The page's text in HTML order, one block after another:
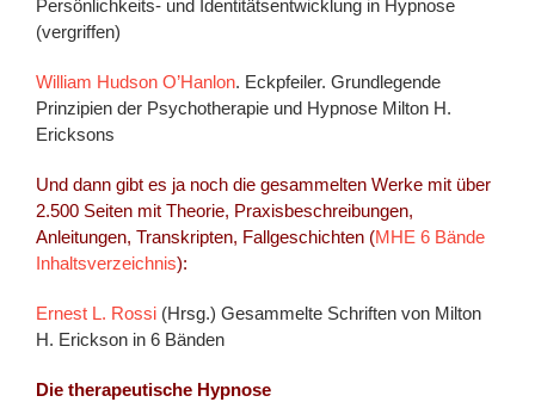
Persönlichkeits- und Identitätsentwicklung in Hypnose
(vergriffen)
William Hudson O’Hanlon. Eckpfeiler. Grundlegende
Prinzipien der Psychotherapie und Hypnose Milton H.
Ericksons
Und dann gibt es ja noch die gesammelten Werke mit über
2.500 Seiten mit Theorie, Praxisbeschreibungen,
Anleitungen, Transkripten, Fallgeschichten (MHE 6 Bände
Inhaltsverzeichnis):
Ernest L. Rossi (Hrsg.) Gesammelte Schriften von Milton
H. Erickson in 6 Bänden
Die therapeutische Hypnose